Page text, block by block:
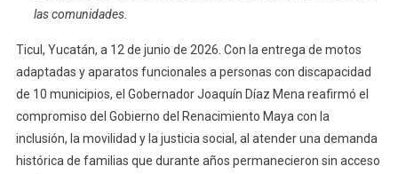
las comunidades.
Ticul, Yucatán, a 12 de junio de 2026. Con la entrega de motos
adaptadas y aparatos funcionales a personas con discapacidad
de 10 municipios, el Gobernador Joaquín Díaz Mena reafirmó el
compromiso del Gobierno del Renacimiento Maya con la
inclusión, la movilidad y la justicia social, al atender una demanda
histórica de familias que durante años permanecieron sin acceso